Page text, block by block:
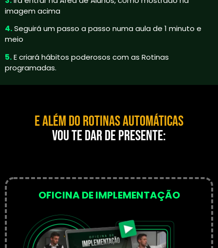
imagem acima
4.Seguirá um passo a passo numa aula de 1 minuto e
meio
5.E criará hábitos poderosos com as Rotinas
programadas.
E além do Rotinas Automáticas
vou te dar de presente:
OFICINA DE IMPLEMENTAÇÃO